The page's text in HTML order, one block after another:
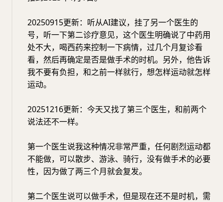
20250915更新：听从AI建议，挂了另一个医生的
号，听一下第二诊疗意见，这个医生明确说了中药用
处不大，喝西药来控制一下病情，过几个月复诊看
看，然后再确定是否是做手术的时机。另外，他告诉
我不要有负担，和之前一样就行，想怎样运动就怎样
运动。
20251216更新：今天又找了第三个医生，和前两个
说法还不一样。
第一个医生说我这种情况非常严重，任何剧烈运动都
不能做，可以散步、游泳、骑行，没有做手术的必要
性，因为做了两三个月就会复发。
第二个医生说可以做手术，但是现在还不是时机，需